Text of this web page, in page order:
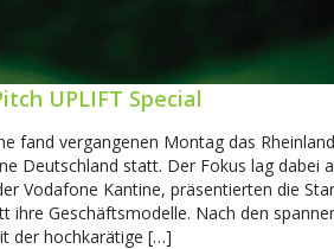
UPLIFT Special
fand vergangenen Montag das
Deutschland statt. Der Fokus lag dabei
Vodafone Kantine, präsentierten die
ihre Geschäftsmodelle. Nach den
der hochkarätige […]